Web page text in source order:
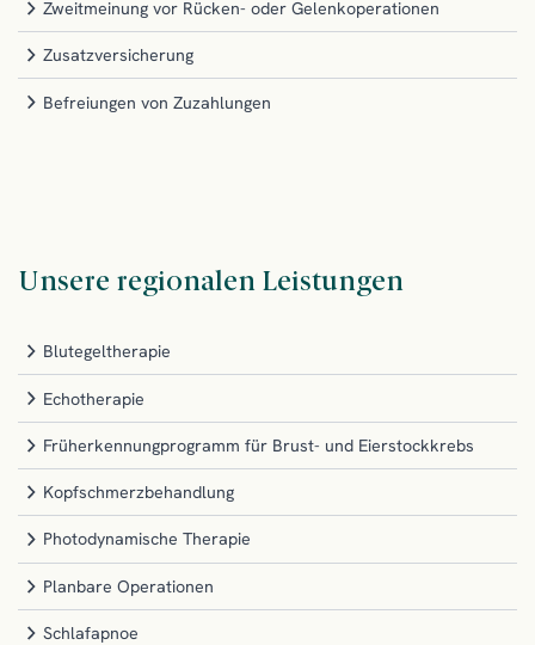
Zweitmeinung vor Rücken- oder Gelenkoperationen
Zusatzversicherung
Befreiungen von Zuzahlungen
Unsere regionalen Leistungen
Blutegeltherapie
Echotherapie
Früherkennungprogramm für Brust- und Eierstockkrebs
Kopfschmerzbehandlung
Photodynamische Therapie
Planbare Operationen
Schlafapnoe